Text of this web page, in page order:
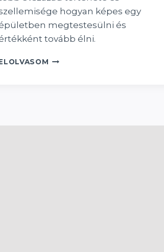
hogyan képes egy
megtestesülni és
tovább élni.
ÍGY
TÁJHÁZA